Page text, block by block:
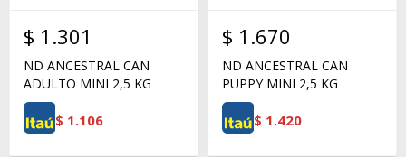
$ 1.301
ND ANCESTRAL CAN
ADULTO MINI 2,5 KG
$ 1.106
$ 1.670
ND ANCESTRAL CAN
PUPPY MINI 2,5 KG
$ 1.420